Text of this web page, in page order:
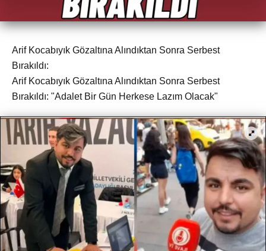
Arif Kocabıyık Gözaltına Alındıktan Sonra Serbest
Bırakıldı:
Arif Kocabıyık Gözaltına Alındıktan Sonra Serbest
Bırakıldı: "Adalet Bir Gün Herkese Lazım Olacak"